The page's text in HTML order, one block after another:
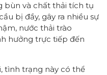
bùn và chất thải tích tụ
bị đầy, gây ra nhiều sự
nước thải trào
hưởng trực tiếp đến
tình trạng này có thể